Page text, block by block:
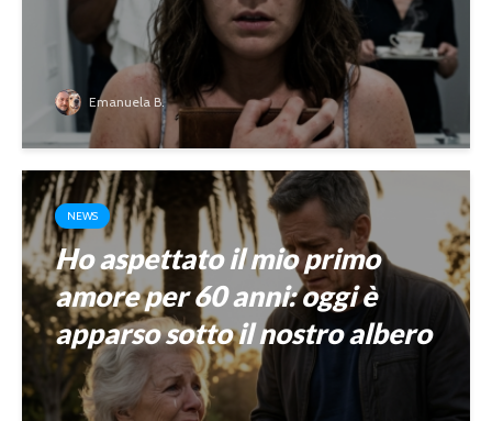
Emanuela B.
NEWS
Ho aspettato il mio primo
amore per 60 anni: oggi è
apparso sotto il nostro albero